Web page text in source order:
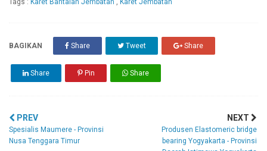
Tags : Karet Bantalan Jembatan , Karet Jembatan
BAGIKAN Share Tweet Share
Share Pin Share
PREV
Spesialis Maumere - Provinsi
Nusa Tenggara Timur
NEXT
Produsen Elastomeric bridge
bearing Yogyakarta - Provinsi